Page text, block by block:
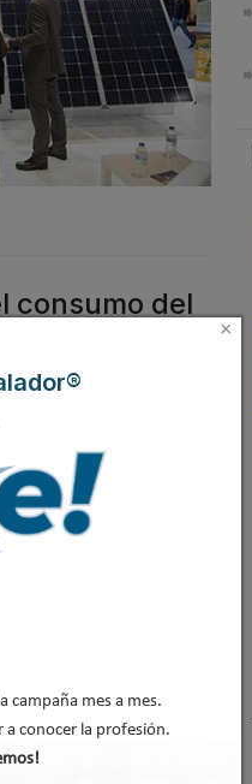
consumo del
×
campaña mes a mes.
a conocer la profesión.